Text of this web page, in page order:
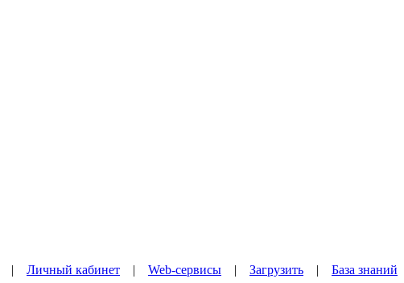
| Личный кабинет | Web-сервисы | Загрузить | База знаний